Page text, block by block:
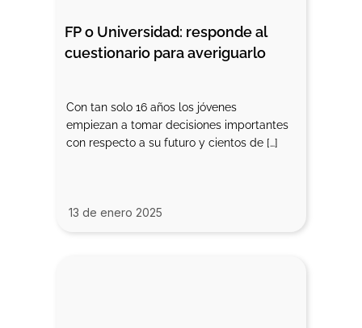
FP o Universidad: responde al
cuestionario para averiguarlo
Con tan solo 16 años los jóvenes
empiezan a tomar decisiones importantes
con respecto a su futuro y cientos de […]
13 de enero 2025